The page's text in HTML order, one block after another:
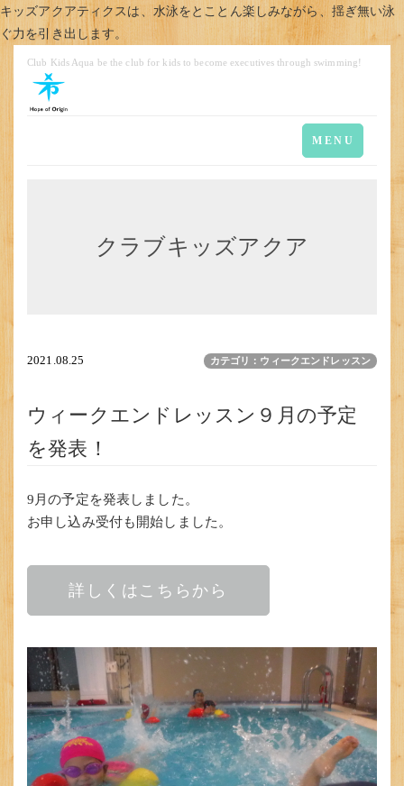
キッズアクアティクスは、水泳をとことん楽しみながら、揺ぎ無い泳
ぐ力を引き出します。
Club Kids Aqua be the club for kids to become executives through swimming!
Toggle
navigation
MENU
クラブキッズアクア
2021.08.25 カテゴリ：ウィークエンドレッスン
ウィークエンドレッスン９月の予定
を発表！
9月の予定を発表しました。
お申し込み受付も開始しました。
詳しくはこちらから